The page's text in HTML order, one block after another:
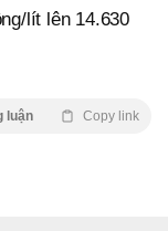
lít lên 14.630
luận Copy link